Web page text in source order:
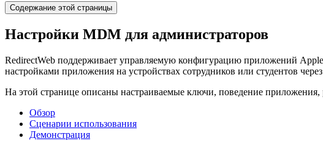
Содержание этой страницы
Настройки MDM для администраторов
RedirectWeb поддерживает управляемую конфигурацию приложений
настройками приложения на устройствах сотрудников или студентов
На этой странице описаны настраиваемые ключи, поведение
Обзор
Сценарии использования
Демонстрация